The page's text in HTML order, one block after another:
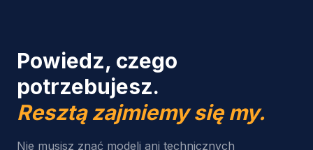
Powiedz, czego
potrzebujesz.
Resztą zajmiemy się my.
Nie musisz znać modeli ani technicznych